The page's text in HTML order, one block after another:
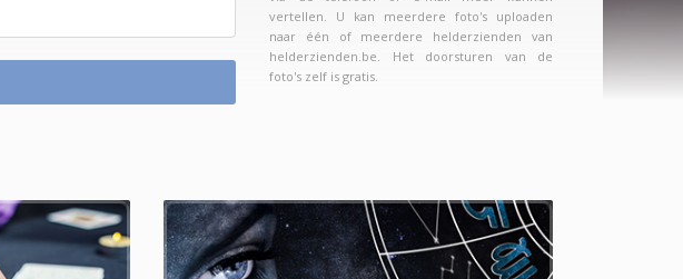
vertellen. U kan meerdere foto's uploaden
naar één of meerdere helderzienden van
helderzienden.be. Het doorsturen van de
foto's zelf is gratis.